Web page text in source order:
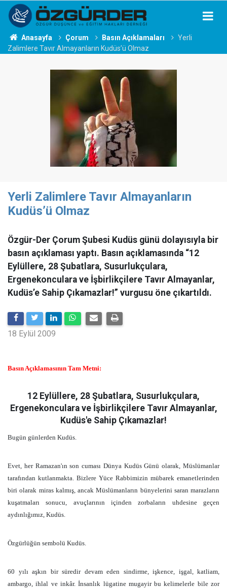
Anasayfa Çorum Basın Açıklamaları
Yerli
Zalimlere Tavır Almayanların Kudüs’ü Olmaz
Yerli Zalimlere Tavır Almayanların
Kudüs’ü Olmaz
Özgür-Der Çorum Şubesi Kudüs günü dolayısıyla bir
basın açıklaması yaptı. Basın açıklamasında “12
Eylüllere, 28 Şubatlara, Susurlukçulara,
Ergenekonculara ve İşbirlikçilere Tavır Almayanlar,
Kudüs’e Sahip Çıkamazlar!” vurgusu öne çıkartıldı.
18 Eylül 2009
Basın Açıklamasının Tam Metni:
12 Eylüllere, 28 Şubatlara, Susurlukçulara,
Ergenekonculara ve İşbirlikçilere Tavır Almayanlar,
Kudüs'e Sahip Çıkamazlar!
Bugün günlerden Kudüs.
Evet, her Ramazan'ın son cuması Dünya Kudüs Günü olarak, Müslümanlar
tarafından kutlanmakta. Bizlere Yüce Rabbimizin mübarek emanetlerinden
biri olarak miras kalmış, ancak Müslümanların bünyelerini saran marazların
kuşatmaları sonucu, avuçlarının içinden zorbaların uhdesine geçen
aydınlığımız, Kudüs.
Özgürlüğün sembolü Kudüs.
60 yılı aşkın bir süredir devam eden sindirme, işkence, işgal, katliam,
ambargo, ihlal ve inkâr. İnsanlık lügatine mugayir bu kelimelerle bile zor